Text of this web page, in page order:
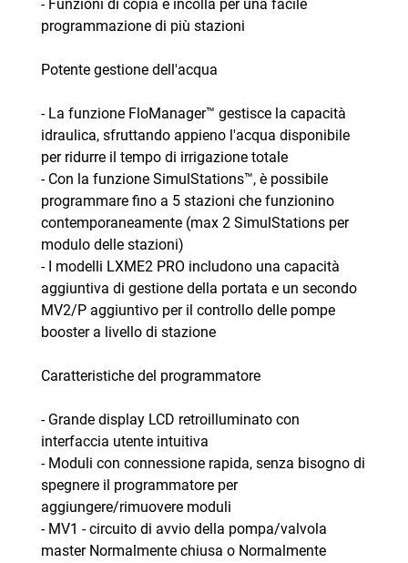
- Funzioni di copia e incolla per una facile
programmazione di più stazioni
Potente gestione dell'acqua
- La funzione FloManager™ gestisce la capacità
idraulica, sfruttando appieno l'acqua disponibile
per ridurre il tempo di irrigazione totale
- Con la funzione SimulStations™, è possibile
programmare fino a 5 stazioni che funzionino
contemporaneamente (max 2 SimulStations per
modulo delle stazioni)
- I modelli LXME2 PRO includono una capacità
aggiuntiva di gestione della portata e un secondo
MV2/P aggiuntivo per il controllo delle pompe
booster a livello di stazione
Caratteristiche del programmatore
- Grande display LCD retroilluminato con
interfaccia utente intuitiva
- Moduli con connessione rapida, senza bisogno di
spegnere il programmatore per
aggiungere/rimuovere moduli
- MV1 - circuito di avvio della pompa/valvola
master Normalmente chiusa o Normalmente